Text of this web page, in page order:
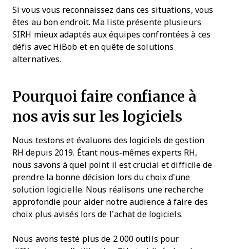
Si vous vous reconnaissez dans ces situations, vous
êtes au bon endroit. Ma liste présente plusieurs
SIRH mieux adaptés aux équipes confrontées à ces
défis avec HiBob et en quête de solutions
alternatives.
Pourquoi faire confiance à
nos avis sur les logiciels
Nous testons et évaluons des logiciels de gestion
RH depuis 2019. Étant nous-mêmes experts RH,
nous savons à quel point il est crucial et difficile de
prendre la bonne décision lors du choix d’une
solution logicielle. Nous réalisons une recherche
approfondie pour aider notre audience à faire des
choix plus avisés lors de l’achat de logiciels.
Nous avons testé plus de 2 000 outils pour